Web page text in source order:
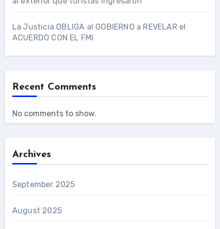
La Justicia OBLIGA al GOBIERNO a REVELAR el
ACUERDO CON EL FMI
Recent Comments
No comments to show.
Archives
September 2025
August 2025